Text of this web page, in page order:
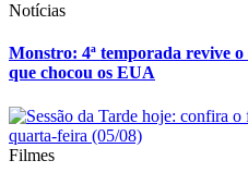
Notícias
Monstro: 4ª temporada revive
que chocou os EUA
Filmes